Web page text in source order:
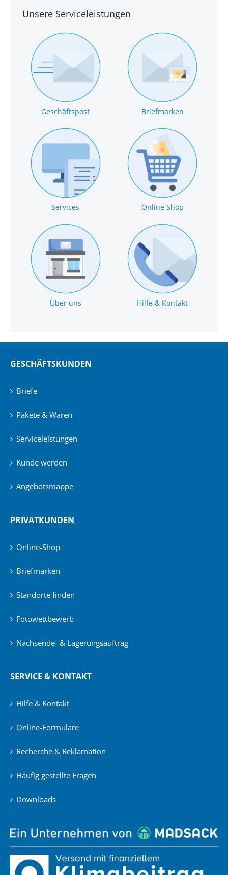
Unsere Serviceleistungen
Geschäftspost Briefmarken
Services Online Shop
Über uns Hilfe & Kontakt
GESCHÄFTSKUNDEN
Briefe
Pakete & Waren
Serviceleistungen
Kunde werden
Angebotsmappe
PRIVATKUNDEN
Online-Shop
Briefmarken
Standorte finden
Fotowettbewerb
Nachsende- & Lagerungsauftrag
SERVICE & KONTAKT
Hilfe & Kontakt
Online-Formulare
Recherche & Reklamation
Häufig gestellte Fragen
Downloads